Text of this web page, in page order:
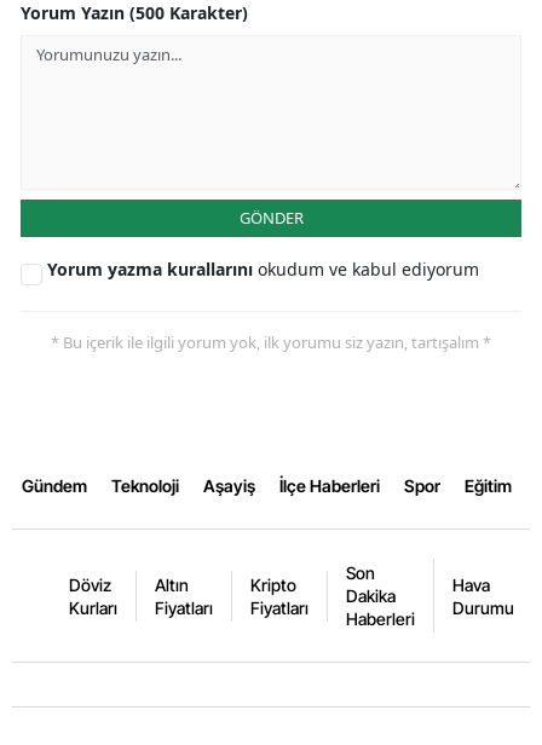
Sakarya
Samsun
Sinop
Tokat
Tunceli
Şanlıurfa
Yorum Yazın (500 Karakter)
GÖNDER
Yorum yazma kurallarını okudum ve kabul ediyorum
* Bu içerik ile ilgili yorum yok, ilk yorumu siz yazın, tartışalım *
Gündem Teknoloji Aşayiş İlçe Haberleri Spor Eğitim
Döviz
Kurları
Altın
Fiyatları
Kripto
Fiyatları
Son
Dakika
Haberleri
Hava
Durumu